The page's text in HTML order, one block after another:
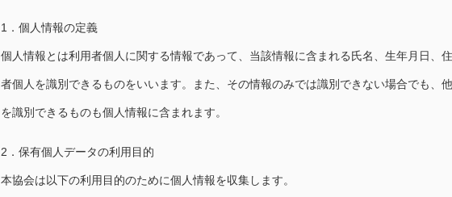
1．個人情報の定義
個人情報とは利用者個人に関する情報であって、当該情報に含まれる氏名、生年月日、
者個人を識別できるものをいいます。また、その情報のみでは識別できない場合でも、
を識別できるものも個人情報に含まれます。
2．保有個人データの利用目的
本協会は以下の利用目的のために個人情報を収集します。